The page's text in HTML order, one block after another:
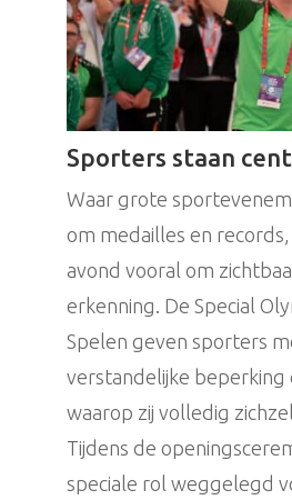
Sporters staan
Waar grote
om medailles en
avond vooral om
erkenning. De Special
Spelen geven sporters
verstandelijke beperking
waarop zij volledig
Tijdens de
speciale rol weggelegd